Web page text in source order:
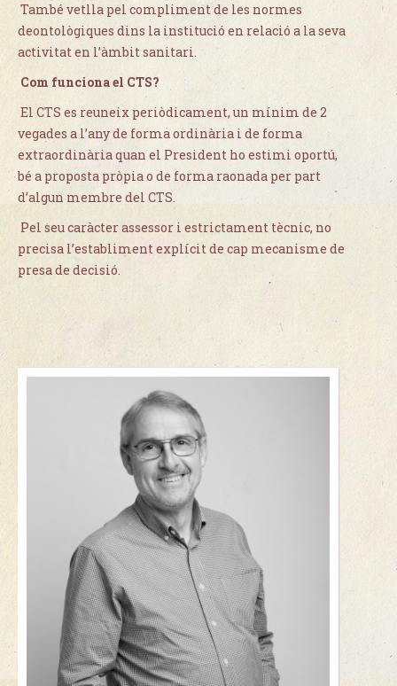
També vetlla pel compliment de les normes
deontològiques dins la institució en relació a la seva
activitat en l’àmbit sanitari.
Com funciona el CTS?
El CTS es reuneix periòdicament, un mínim de 2
vegades a l’any de forma ordinària i de forma
extraordinària quan el President ho estimi oportú,
bé a proposta pròpia o de forma raonada per part
d’algun membre del CTS.
Pel seu caràcter assessor i estrictament tècnic, no
precisa l’establiment explícit de cap mecanisme de
presa de decisió.